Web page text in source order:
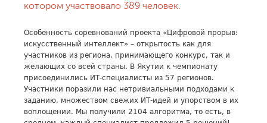
котором участвовало 389 человек.
Особенность соревнований проекта «Цифровой прорыв:
искусственный интеллект» – открытость как для
участников из региона, принимающего конкурс, так и
желающих со всей страны. В Якутии к чемпионату
присоединились ИТ-специалисты из 57 регионов.
Участники поразили нас нетривиальными подходами к
заданию, множеством свежих ИТ-идей и упорством в их
воплощении. Мы получили 2104 алгоритма, то есть, в